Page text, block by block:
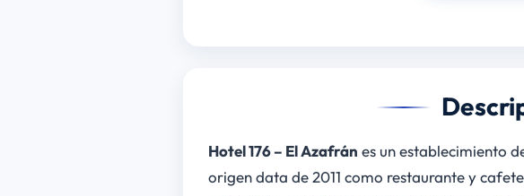
Hotel 176 – El Azafrán es un establecimiento
origen data de 2011 como restaurante y